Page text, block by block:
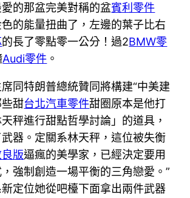
愛的那盆完美對稱的盆賓利零件
的能量扭曲了，左邊的葉子比右
的長了零點零一公分！過2BMW零
Audi零件 。
同特朗普總統贊同將構建“中美建
甜台北汽車零件甜圈原本是他打
秤進行甜點哲學討論」的道具，
器。定關系林天秤，這位被失衡
版逼瘋的美學家，已經決定要用
強制創造一場平衡的三角戀愛。”
定位她從吧檯下面拿出兩件武器